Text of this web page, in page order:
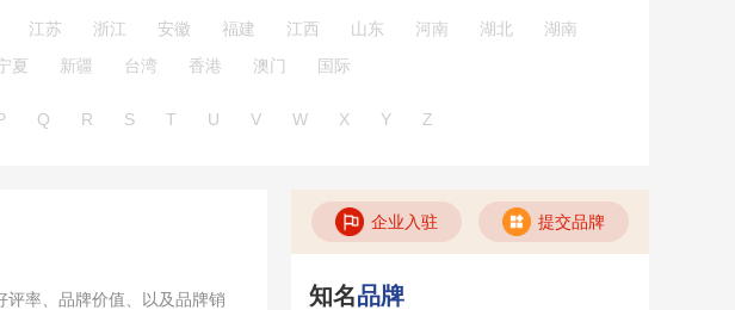
江苏 浙江 安徽 福建 江西 山东 河南 湖北
湖南
夏 新疆 台湾 香港 澳门 国际
Q R S T U V W X Y Z
评率、品牌价值、以及品牌销
企业入驻 提交品牌
知名品牌